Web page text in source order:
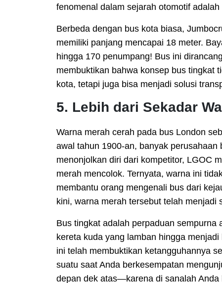
fenomenal dalam sejarah otomotif adalah
Berbeda dengan bus kota biasa,
memiliki panjang mencapai 18 meter.
hingga 170 penumpang! Bus ini
membuktikan bahwa konsep bus tingkat
kota, tetapi juga bisa menjadi solusi
5. Lebih dari Sekadar
Warna merah cerah pada bus London
awal tahun 1900-an, banyak
menonjolkan diri dari kompetitor, LGOC
merah mencolok. Ternyata, warna ini
membantu orang mengenali bus dari
kini, warna merah tersebut telah menjadi
Bus tingkat adalah perpaduan
kereta kuda yang lamban hingga
ini telah membuktikan ketangguhannya
suatu saat Anda berkesempatan
depan dek atas—karena di sanalah